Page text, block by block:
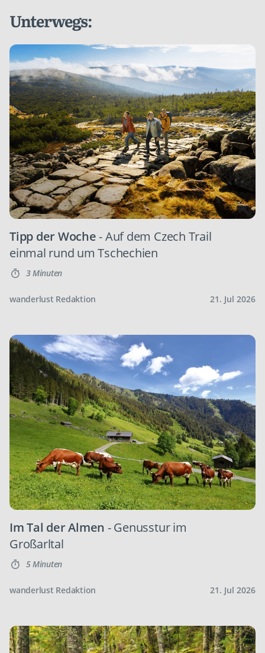
Unterwegs:
Tipp der Woche- Auf dem Czech Trail
einmal rund um Tschechien
3 Minuten
wanderlust Redaktion 21. Jul 2026
Im Tal der Almen - Genusstur im
Großarltal
5 Minuten
wanderlust Redaktion 21. Jul 2026